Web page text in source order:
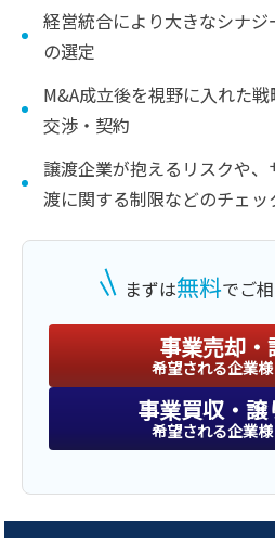
経営統合により大きなシナ
の選定
M&A成立後を視野に入れた
交渉・契約
譲渡企業が抱えるリスクや
渡に関する制限などのチェ
まずは無料でご
事業売却・
希望される企業
事業買収・譲
希望される企業